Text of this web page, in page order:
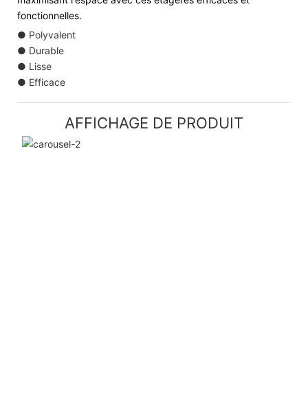
fonctionnelles.
● Polyvalent
● Durable
● Lisse
● Efficace
AFFICHAGE DE PRODUIT